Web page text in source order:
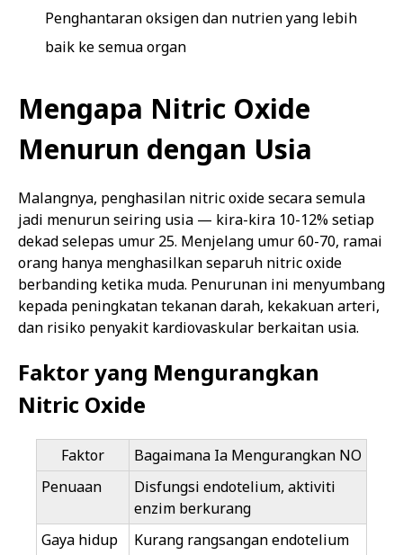
Penghantaran oksigen dan nutrien yang lebih
baik ke semua organ
Mengapa Nitric Oxide
Menurun dengan Usia
Malangnya, penghasilan nitric oxide secara semula
jadi menurun seiring usia — kira-kira 10-12% setiap
dekad selepas umur 25. Menjelang umur 60-70, ramai
orang hanya menghasilkan separuh nitric oxide
berbanding ketika muda. Penurunan ini menyumbang
kepada peningkatan tekanan darah, kekakuan arteri,
dan risiko penyakit kardiovaskular berkaitan usia.
Faktor yang Mengurangkan
Nitric Oxide
Faktor
Bagaimana Ia Mengurangkan NO
Penuaan
Disfungsi endotelium, aktiviti
enzim berkurang
Gaya hidup
Kurang rangsangan endotelium